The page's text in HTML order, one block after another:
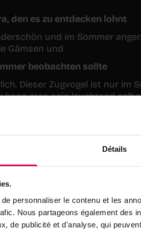
Détails
personnaliser le contenu et les
Nous partageons également des
de publicité et d'analyse, qui
den es zu entdecken lohnt
und im Sommer
Gämsen und
beobachten sollte
Dieser Zugvogel ist nur im
kann man sein leuchtend
so menschlich.»
Bonvin
Montana hat sich in der